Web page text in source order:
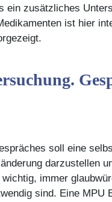
ein zusätzliches
ist hier
soll eine
darzustellen
immer
sind. Eine